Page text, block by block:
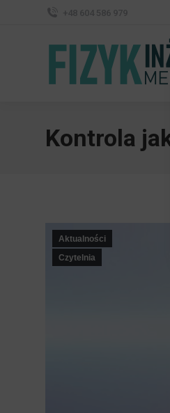
Kontrola
Aktualności
Czytelnia